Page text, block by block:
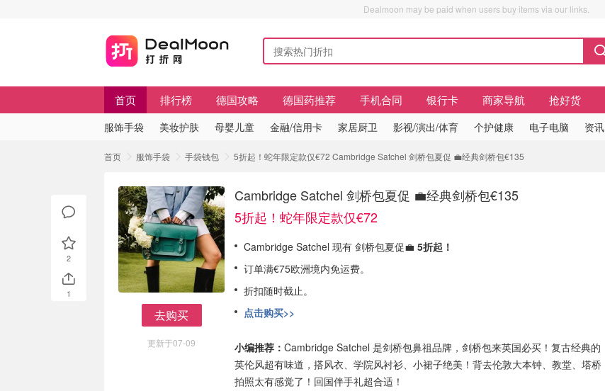
Dealmoon may be paid when users buy items via our links.
首页 排行榜 德国攻略 德国药推荐 手机合同 银行卡 商家导航 抢好货
服饰手袋 美妆护肤 母婴儿童 金融/信用卡 家居厨卫 影视/演出/体育 个护健康 电子电脑 资讯
首页 服饰手袋 手袋钱包 5折起！蛇年限定款仅€72 Cambridge Satchel 剑桥包夏促 💼经典剑桥包€135
去购买
更新于07-09
Cambridge Satchel 剑桥包夏促 💼经典剑桥包€135
5折起！蛇年限定款仅€72
Cambridge Satchel 现有 剑桥包夏促💼 5折起！
订单满€75欧洲境内免运费。
折扣随时截止。
点击购买>>
小编推荐： Cambridge Satchel 是剑桥包鼻祖品牌，剑桥包来英国必买！复古经典的
英伦风超有味道，搭风衣、学院风衬衫、小裙子绝美！背去伦敦大本钟、教堂、塔桥
拍照太有感觉了！回国伴手礼超合适！
2
1